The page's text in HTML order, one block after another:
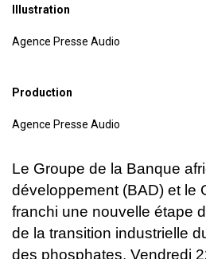
Illustration
Agence Presse Audio
Production
Agence Presse Audio
Le Groupe de la Banque
développement (BAD) et le
franchi une nouvelle étape
de la transition industrielle
des phosphates. Vendredi